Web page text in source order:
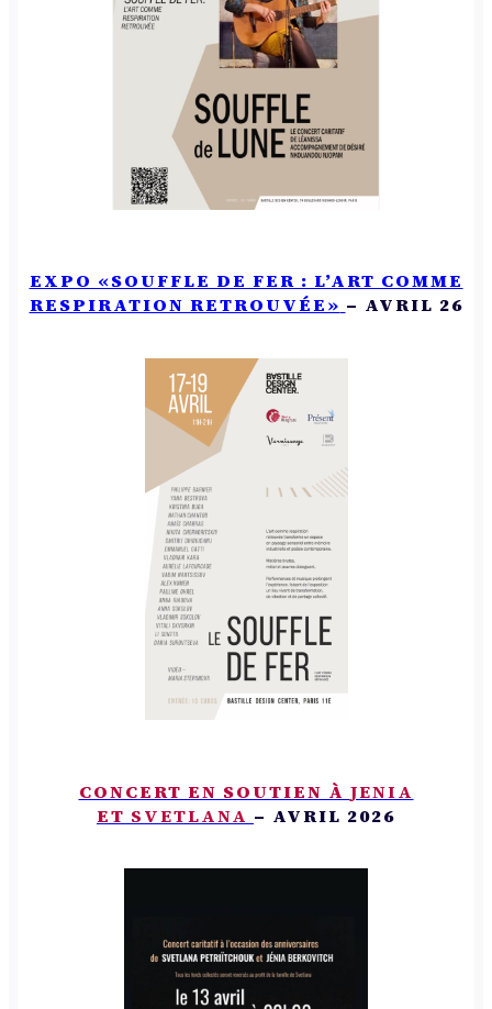
EXPO «SOUFFLE DE FER : L’ART COMME
RESPIRATION RETROUVÉE» – AVRIL 26
CONCERT EN SOUTIEN À JENIA
ET SVETLANA – AVRIL 2026